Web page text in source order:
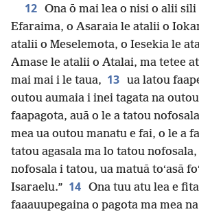
12 Ona ō mai lea o nisi o alii sili
Efaraima, o Asaraia le atalii o
atalii o Meselemota, o Iesekia le
Amase le atalii o Atalai, ma tetee
mai mai i le taua, 13 ua latou
outou aumaia i inei tagata na
faapagota, auā o le a tatou
mea ua outou manatu e fai, o le a
tatou agasala ma lo tatou
nofosala i tatou, ua matuā toʻasā
Isaraelu.” 14 Ona tuu atu lea e
faaauupegaina o pagota ma mea